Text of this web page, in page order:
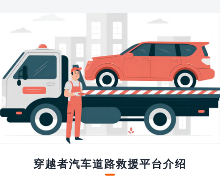
穿越者汽车道路救援平台介绍